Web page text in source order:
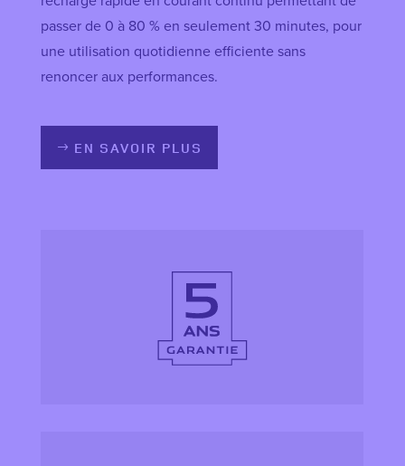
passer de 0 à 80 % en seulement 30 minutes, pour
une utilisation quotidienne efficiente sans
renoncer aux performances.
EN SAVOIR PLUS